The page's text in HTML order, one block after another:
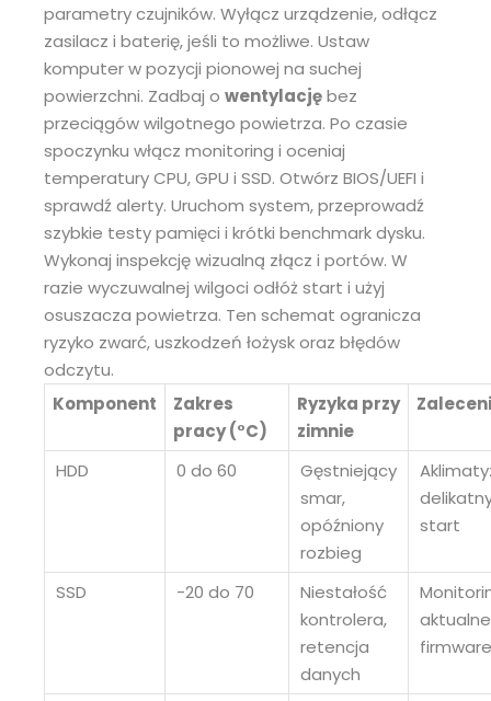
parametry czujników. Wyłącz urządzenie, odłącz
zasilacz i baterię, jeśli to możliwe. Ustaw
komputer w pozycji pionowej na suchej
powierzchni. Zadbaj owentylacjębez
przeciągów wilgotnego powietrza. Po czasie
spoczynku włącz monitoring i oceniaj
temperatury CPU, GPU i SSD. Otwórz BIOS/UEFI i
sprawdź alerty. Uruchom system, przeprowadź
szybkie testy pamięci i krótki benchmark dysku.
Wykonaj inspekcję wizualną złącz i portów. W
razie wyczuwalnej wilgoci odłóż start i użyj
osuszacza powietrza. Ten schemat ogranicza
ryzyko zwarć, uszkodzeń łożysk oraz błędów
odczytu.
Komponent
Zakres
pracy (°C)
Ryzyka przy
zimnie
HDD 0 do 60
Gęstniejący
smar,
opóźniony
rozbieg
start
SSD -20 do 70
Niestałość
kontrolera,
retencja
danych
aktualne